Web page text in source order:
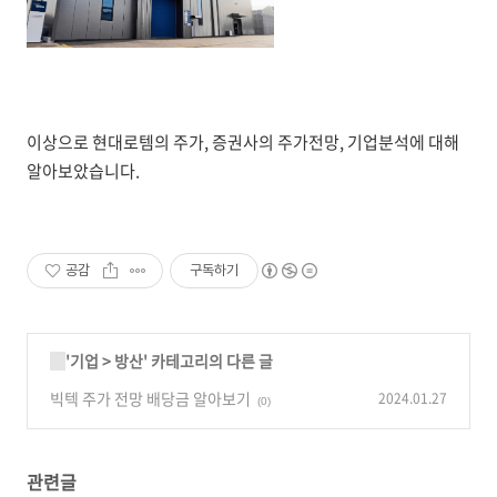
이상으로 현대로템의 주가, 증권사의 주가전망, 기업분석에 대해
알아보았습니다.
공감 구독하기
'기업 > 방산' 카테고리의 다른 글
빅텍 주가 전망 배당금 알아보기
(0) 2024.01.27
관련글